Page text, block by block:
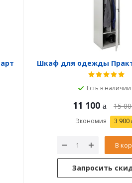
Шкаф для одежды
Есть в наличии
11 100 15
Экономия 3 900
В
Запросить